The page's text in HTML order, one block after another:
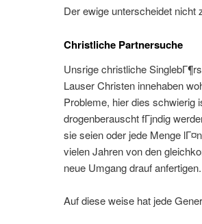
Der ewige unterscheidet
Christliche Partnersuche
Unsrige christliche
Lauser Christen innehaben
Probleme, hier dies schwierig
drogenberauscht fГјndig
sie seien oder jede Menge
vielen Jahren von den
neue Umgang drauf anfertigen.
Auf diese weise hat jede